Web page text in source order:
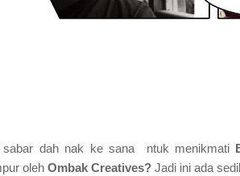
sabar dah nak ke sana ntuk menikmati
oleh Ombak Creatives? Jadi ini ada